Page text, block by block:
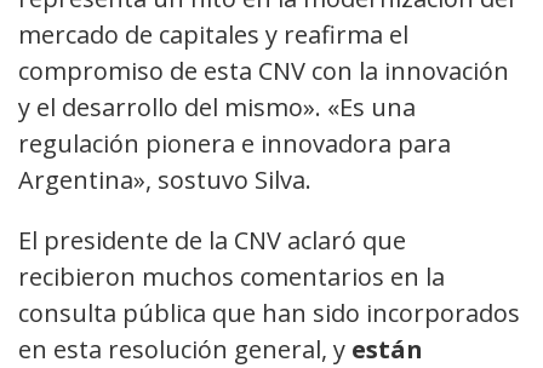
mercado de capitales y reafirma el
compromiso de esta CNV con la innovación
y el desarrollo del mismo». «Es una
regulación pionera e innovadora para
Argentina», sostuvo Silva.
El presidente de la CNV aclaró que
recibieron muchos comentarios en la
consulta pública que han sido incorporados
en esta resolución general, y están